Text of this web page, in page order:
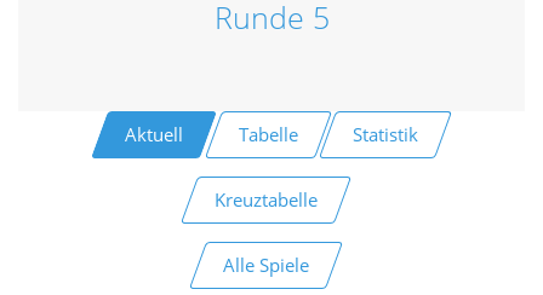
Runde 5
Aktuell Tabelle Statistik
Kreuztabelle
Alle Spiele